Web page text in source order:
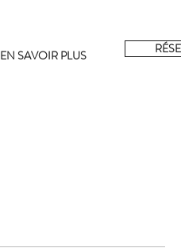
EN SAVOIR PLUS